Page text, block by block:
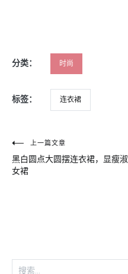
分类： 时尚
标签： 连衣裙
文
章
上一篇文章
黑白圆点大圆摆连衣裙，显瘦淑
女裙
搜